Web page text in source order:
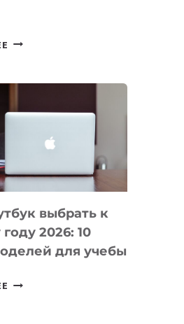
КОТОРЫЕ
СОЗДАВАТЬ
БЕЗ
КОДА выбрать к
2026: 10
для учебы
КАКОЙ